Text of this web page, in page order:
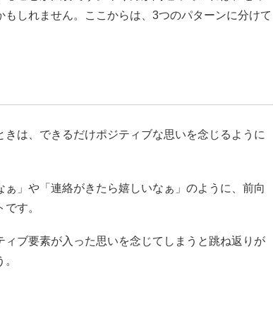
しれません。ここからは、3つのパターンに分けて
は、できるだけポジティブな思いを念じるように
」や「連絡がきたら嬉しいなぁ」のように、前向
す。
ブ要素が入った思いを念じてしまうと跳ね返りが